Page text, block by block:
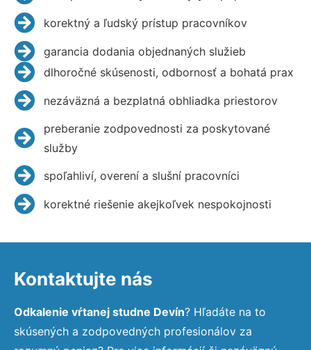
korektný a ľudský prístup pracovníkov
garancia dodania objednaných služieb
dlhoročné skúsenosti, odbornosť a bohatá prax
nezáväzná a bezplatná obhliadka priestorov
preberanie zodpovednosti za poskytované
služby
spoľahliví, overení a slušní pracovníci
korektné riešenie akejkoľvek nespokojnosti
Kontaktujte nás
Odkalenie vŕtanej studne Devín? Hľadáte na to
skúsených a zodpovedných profesionálov za